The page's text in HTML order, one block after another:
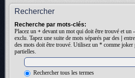
Rechercher
Recherche par mots-clés:
Placez un + devant un mot qui doit être trouvé et un -
exclu. Tapez une suite de mots séparés par des
des mots doit être trouvé. Utilisez un * comme joker
partielles.
Rechercher tous les termes